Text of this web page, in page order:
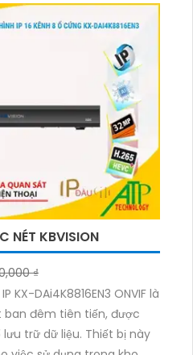
nghệ tiên tiến. Với 2 HDD
gian lưu trữ rộng rãi và
với độ phân giải 32MP.
nhận khuôn mặt và
NÉT KBVISION
₫
KX-DAi4K8816EN3 ONVIF là
đêm tiên tiến, được
trữ dữ liệu. Thiết bị này